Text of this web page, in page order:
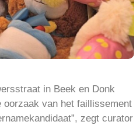
in Beek en Donk
oorzaak van het faillissement
zegt curator